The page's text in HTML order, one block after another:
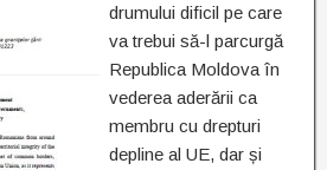
drumului dificil pe care
va trebui să-l parcurgă
Republica Moldova în
vederea aderării ca
membru cu drepturi
depline al UE, dar și